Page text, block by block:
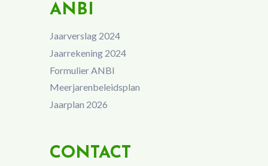
ANBI
Jaarverslag 2024
Jaarrekening 2024
Formulier ANBI
Meerjarenbeleidsplan
Jaarplan 2026
CONTACT